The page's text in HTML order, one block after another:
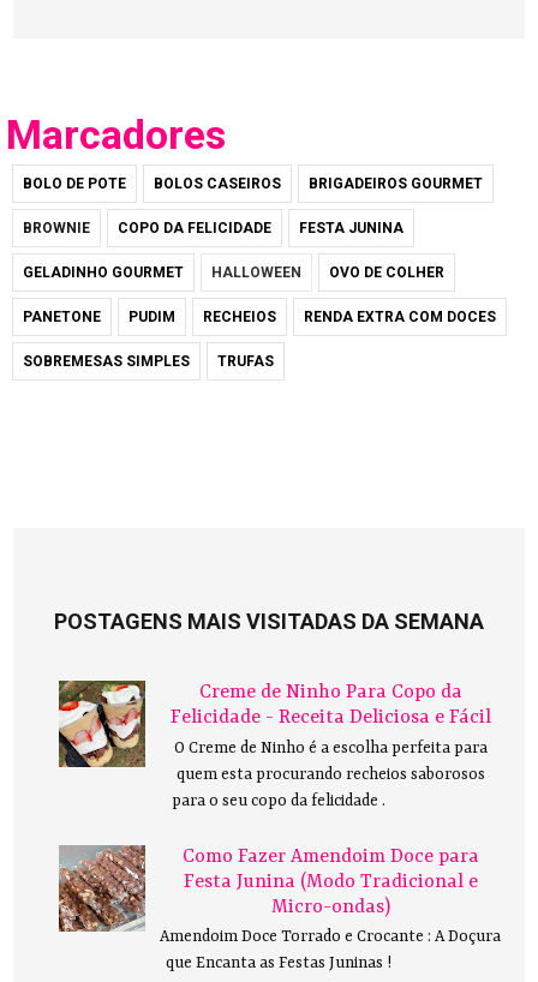
Marcadores
BOLO DE POTE BOLOS CASEIROS BRIGADEIROS GOURMET
BROWNIE COPO DA FELICIDADE FESTA JUNINA
GELADINHO GOURMET HALLOWEEN OVO DE COLHER
PANETONE PUDIM RECHEIOS RENDA EXTRA COM DOCES
SOBREMESAS SIMPLES TRUFAS
POSTAGENS MAIS VISITADAS DA SEMANA
Creme de Ninho Para Copo da
Felicidade - Receita Deliciosa e Fácil
O Creme de Ninho é a escolha perfeita para
quem esta procurando recheios saborosos
para o seu copo da felicidade .
Como Fazer Amendoim Doce para
Festa Junina (Modo Tradicional e
Micro-ondas)
Amendoim Doce Torrado e Crocante : A Doçura
que Encanta as Festas Juninas !